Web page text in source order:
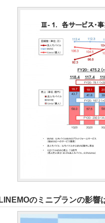
LINEMOのミニプランの影響